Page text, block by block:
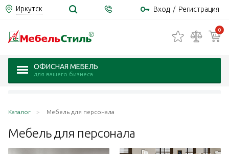
Иркутск Вход / Регистрация
0
ОФИСНАЯ МЕБЕЛЬ
для вашего бизнеса
Каталог Мебель для персонала
Мебель для персонала